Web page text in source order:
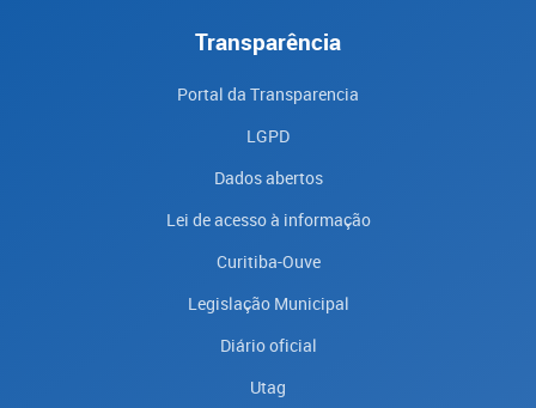
Transparência
Portal da Transparencia
LGPD
Dados abertos
Lei de acesso à informação
Curitiba-Ouve
Legislação Municipal
Diário oficial
Utag